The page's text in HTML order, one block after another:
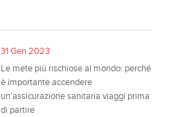
31 Gen 2023
Le mete più rischiose al mondo: perché
è importante accendere
un’assicurazione sanitaria viaggi prima
di partire